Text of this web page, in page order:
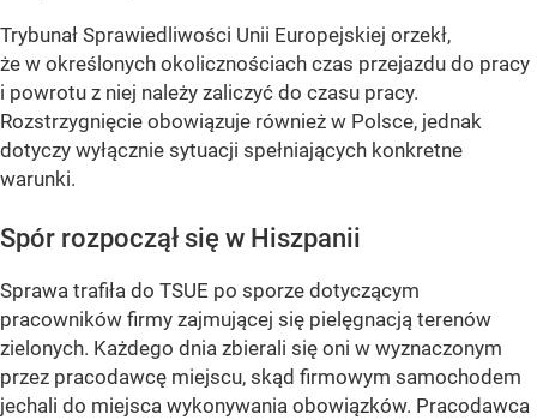
Trybunał Sprawiedliwości Unii Europejskiej orzekł,
że w określonych okolicznościach czas przejazdu do pracy
i powrotu z niej należy zaliczyć do czasu pracy.
Rozstrzygnięcie obowiązuje również w Polsce, jednak
dotyczy wyłącznie sytuacji spełniających konkretne
warunki.
Spór rozpoczął się w Hiszpanii
Sprawa trafiła do TSUE po sporze dotyczącym
pracowników firmy zajmującej się pielęgnacją terenów
zielonych. Każdego dnia zbierali się oni w wyznaczonym
przez pracodawcę miejscu, skąd firmowym samochodem
jechali do miejsca wykonywania obowiązków. Pracodawca